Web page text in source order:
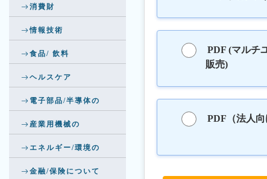
消費財
情報技術
食品/ 飲料
ヘルスケア
電子部品/半導体の
産業用機械の
エネルギー/環境の
金融/保険について
PDF (マルチ
販売)
PDF（法人向